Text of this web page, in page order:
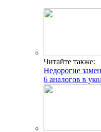
Читайте также:
Недорогие
6 аналогов в